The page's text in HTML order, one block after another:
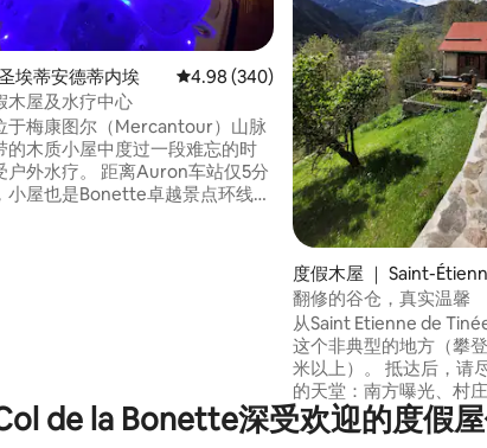
5 分），共 213 条评价
埃蒂安德蒂内埃 平均评分 4.98 分（满分 5 分），共
4.98 (340)
木屋及水疗中心
于梅康图尔（Mercantour）山脉
的木质小屋中度过一段难忘的时
距离Auron车站仅5分
小屋也是Bonette卓越景点环线的
度假木屋 ｜ Saint-
Tinée
翻修的谷仓，真实温馨
从Saint Etienne de
这个非典型的地方（攀
米以上）。 抵达后，请
的天堂：南方曝光、村
带户外用餐区的露台、
地、柴火炉-这个1770年
de la Bonette深受欢迎的度假